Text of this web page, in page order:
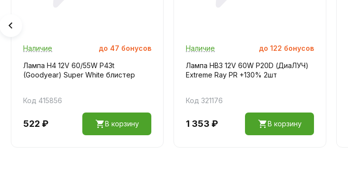
Наличие до 47 бонусов
Лампа H4 12V 60/55W P43t
(Goodyear) Super White блистер
Код 415856
522 ₽ В корзину
Наличие до 122 бонусов
Лампа HB3 12V 60W P20D (ДиаЛУЧ)
Extreme Ray PR +130% 2шт
Код 321176
1 353 ₽ В корзину